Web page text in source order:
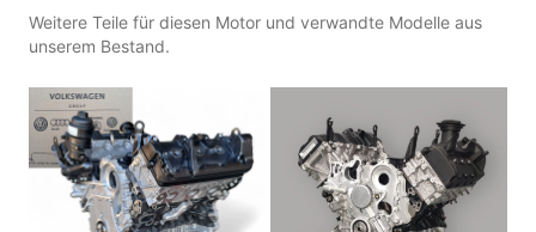
Weitere Teile für diesen Motor und verwandte Modelle aus
unserem Bestand.